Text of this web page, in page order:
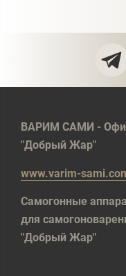
ВАРИМ САМИ -
"Добрый Жар"
www.varim-
Самогонные
для
"Добрый Жар"